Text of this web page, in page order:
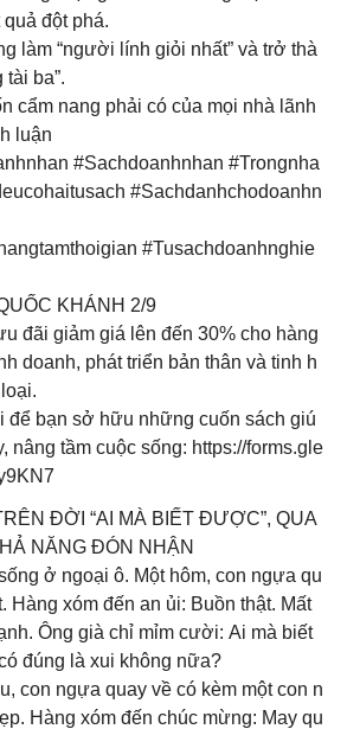
đột phá.
làm “người lính giỏi nhất” và trở thà
tài ba”.
cẩm nang phải có của mọi nhà lãnh
luận
#Sachdoanhnhan #Trongnha
#Sachdanhchodoanhn
#Tusachdoanhnghie
KHÁNH 2/9
đãi giảm giá lên đến 30% cho hàng
doanh, phát triển bản thân và tinh h
để bạn sở hữu những cuốn sách giú
nâng tầm cuộc sống: https://forms.gle
ĐỜI “AI MÀ BIẾT ĐƯỢC”, QUA
NĂNG ĐÓN NHẬN
ở ngoại ô. Một hôm, con ngựa qu
Hàng xóm đến an ủi: Buồn thật. Mất
Ông già chỉ mỉm cười: Ai mà biết
đúng là xui không nữa?
con ngựa quay về có kèm một con n
Hàng xóm đến chúc mừng: May qu